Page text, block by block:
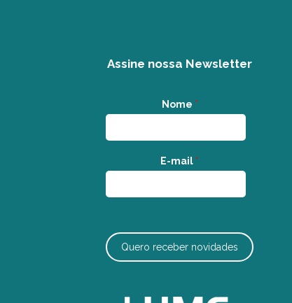
Assine nossa Newsletter
Nome *
E-mail *
Quero receber novidades